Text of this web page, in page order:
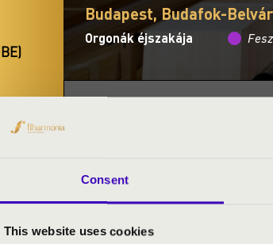
Consent
This website uses cookies
Budapest, Budafok-
Orgonák éjszakája
Ez a
A 25 éves francia barokk